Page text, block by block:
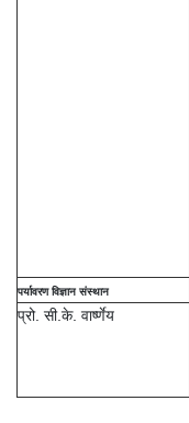
पर्यावरण विज्ञान संस्थान
प्रो. सी.के. वार्ष्णेय